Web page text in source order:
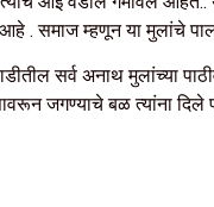
. समाज म्हणून या मुलांचे
सर्व अनाथ मुलांच्या
जगण्याचे बळ त्यांना दिले